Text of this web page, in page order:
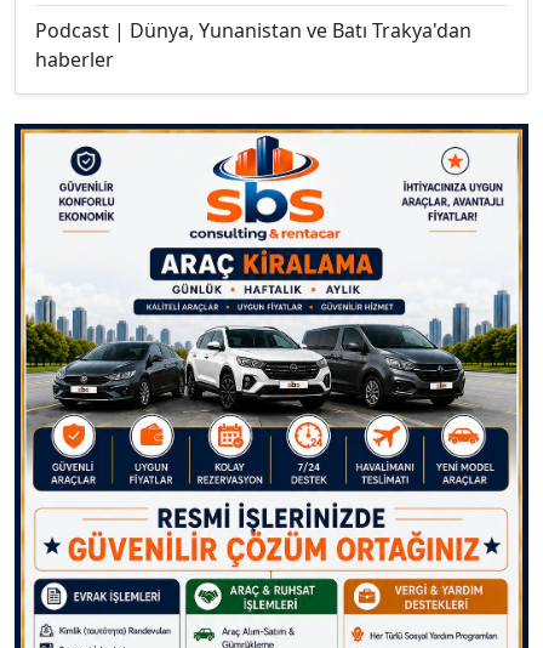
Podcast | Dünya, Yunanistan ve Batı Trakya'dan
haberler